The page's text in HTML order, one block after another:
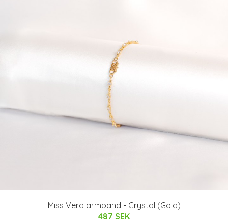
Miss Vera armband - Crystal (Gold)
487 SEK